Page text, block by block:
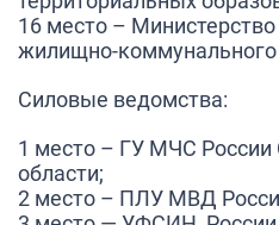
16 место – Министерство
жилищно-коммунального
Силовые ведомства:
1 место – ГУ МЧС России
области;
2 место – ПЛУ МВД